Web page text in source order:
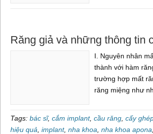
Răng giả và những thông tin
I. Nguyên nhân
thành với hàm
trường hợp mất
răng miệng như
Tags: bác sĩ, cắm implant, cầu răng cấy
hiệu quả implant, nha khoa nha khoa apona